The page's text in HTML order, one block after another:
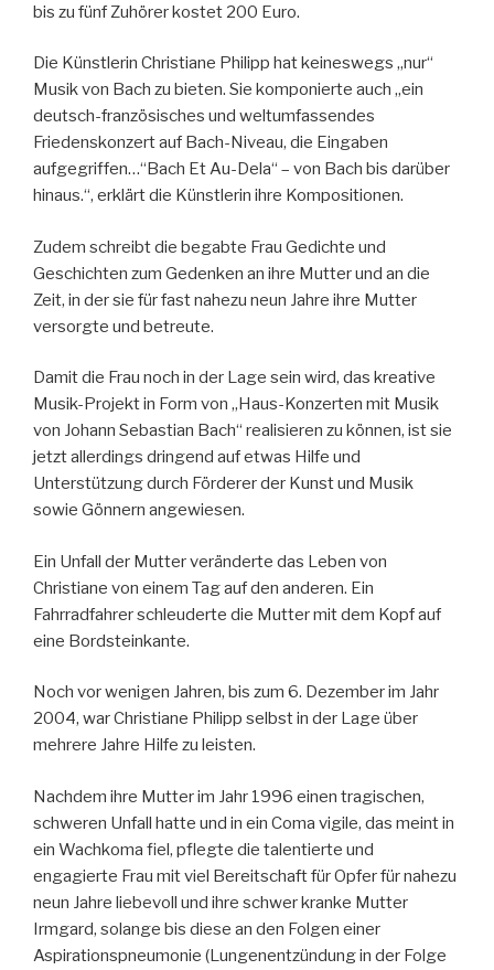
bis zu fünf Zuhörer kostet 200 Euro.
Die Künstlerin Christiane Philipp hat keineswegs „nur“
Musik von Bach zu bieten. Sie komponierte auch „ein
deutsch-französisches und weltumfassendes
Friedenskonzert auf Bach-Niveau, die Eingaben
aufgegriffen…“Bach Et Au-Dela“ – von Bach bis darüber
hinaus.“, erklärt die Künstlerin ihre Kompositionen.
Zudem schreibt die begabte Frau Gedichte und
Geschichten zum Gedenken an ihre Mutter und an die
Zeit, in der sie für fast nahezu neun Jahre ihre Mutter
versorgte und betreute.
Damit die Frau noch in der Lage sein wird, das kreative
Musik-Projekt in Form von „Haus-Konzerten mit Musik
von Johann Sebastian Bach“ realisieren zu können, ist sie
jetzt allerdings dringend auf etwas Hilfe und
Unterstützung durch Förderer der Kunst und Musik
sowie Gönnern angewiesen.
Ein Unfall der Mutter veränderte das Leben von
Christiane von einem Tag auf den anderen. Ein
Fahrradfahrer schleuderte die Mutter mit dem Kopf auf
eine Bordsteinkante.
Noch vor wenigen Jahren, bis zum 6. Dezember im Jahr
2004, war Christiane Philipp selbst in der Lage über
mehrere Jahre Hilfe zu leisten.
Nachdem ihre Mutter im Jahr 1996 einen tragischen,
schweren Unfall hatte und in ein Coma vigile, das meint in
ein Wachkoma fiel, pflegte die talentierte und
engagierte Frau mit viel Bereitschaft für Opfer für nahezu
neun Jahre liebevoll und ihre schwer kranke Mutter
Irmgard, solange bis diese an den Folgen einer
Aspirationspneumonie (Lungenentzündung in der Folge